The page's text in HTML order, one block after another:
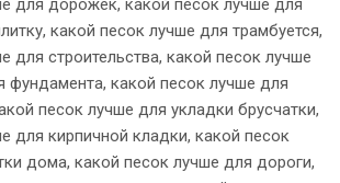
для дорожек, какой песок лучше для
какой песок лучше для трамбуется,
для строительства, какой песок лучше
фундамента, какой песок лучше для
песок лучше для укладки брусчатки,
для кирпичной кладки, какой песок
дома, какой песок лучше для дороги,